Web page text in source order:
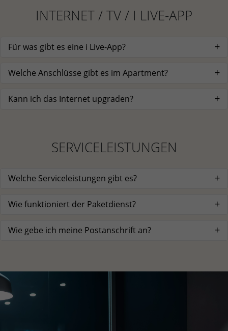
INTERNET / TV / I LIVE-APP
Für was gibt es eine i Live-App?
Welche Anschlüsse gibt es im Apartment?
Kann ich das Internet upgraden?
SERVICELEISTUNGEN
Welche Serviceleistungen gibt es?
Wie funktioniert der Paketdienst?
Wie gebe ich meine Postanschrift an?